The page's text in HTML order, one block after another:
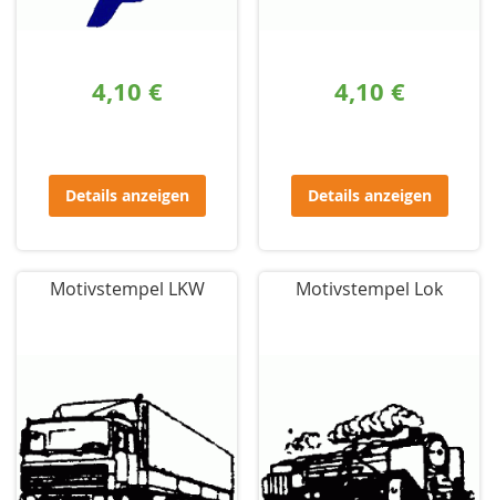
4,10 €
Details anzeigen
4,10 €
Details anzeigen
Motivstempel LKW Motivstempel Lok